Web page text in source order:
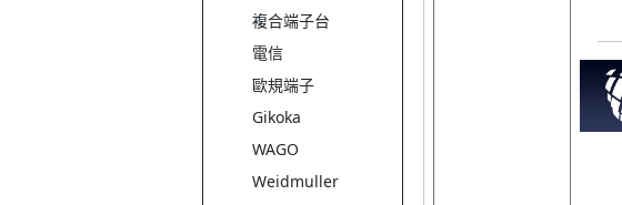
複合端子台
電信
歐規端子
Gikoka
WAGO
Weidmuller